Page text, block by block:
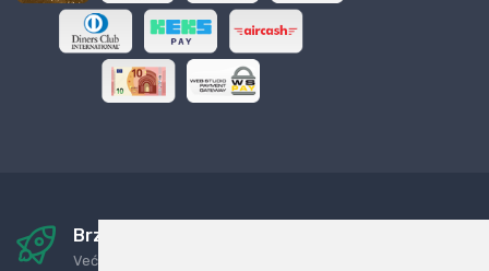
Brza i sigurna dostava
Već za nekoliko dana kod vas